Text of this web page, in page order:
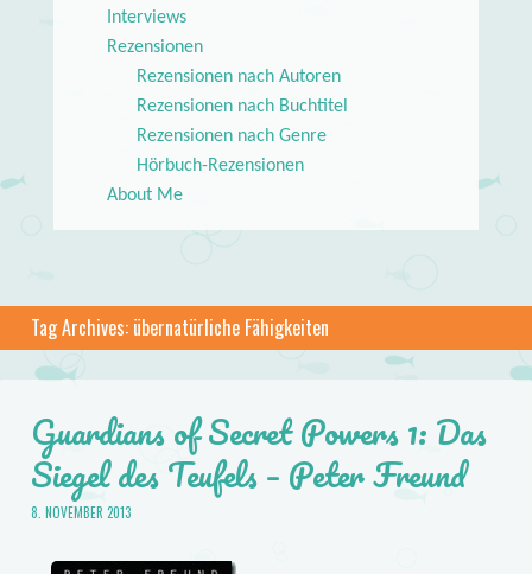
Interviews
Rezensionen
Rezensionen nach Autoren
Rezensionen nach Buchtitel
Rezensionen nach Genre
Hörbuch-Rezensionen
About Me
Tag Archives: übernatürliche Fähigkeiten
Guardians of Secret Powers 1: Das
Siegel des Teufels – Peter Freund
8. NOVEMBER 2013